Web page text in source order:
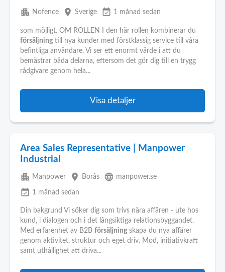
apartment Nofence place Sverige event_available 1 månad sedan
som möjligt. OM ROLLEN I den här rollen kombinerar du
försäljning till nya kunder med förstklassig service till våra
befintliga användare. Vi ser ett enormt värde i att du
bemästrar båda delarna, eftersom det gör dig till en trygg
rådgivare genom hela...
Visa detaljer
Area Sales Representative | Manpower
Industrial
apartment Manpower place Borås language manpower.se
event_available 1 månad sedan
Din bakgrund Vi söker dig som trivs nära affären - ute hos
kund, i dialogen och i det långsiktiga relationsbyggandet.
Med erfarenhet av B2B försäljning skapa du nya affärer
genom aktivitet, struktur och eget driv. Mod, initiativkraft
samt uthållighet att driva...